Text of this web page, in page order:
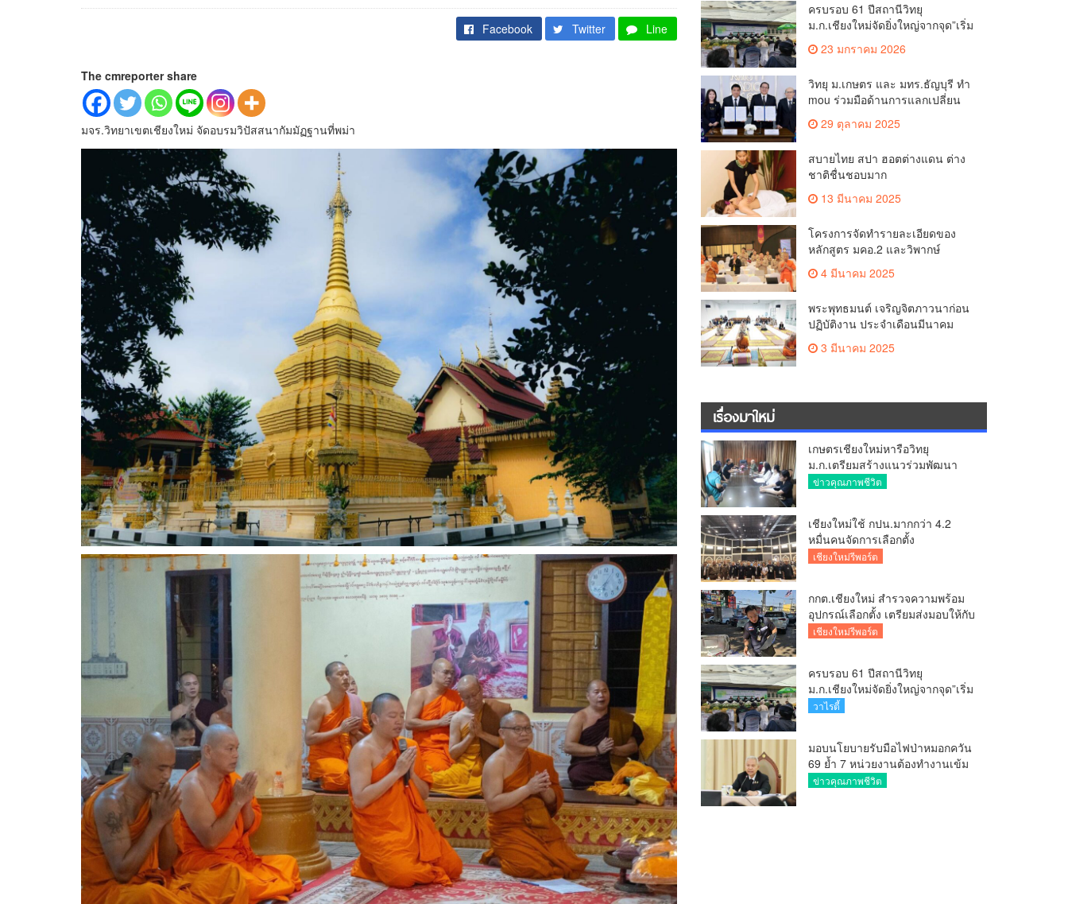
Facebook Twitter Line
The cmreporter share
มจร.วิทยาเขตเชียงใหม่ จัดอบรมวิปัสสนากัมมัฏฐานที่พม่า
ครบรอบ 61 ปีสถานีวิทยุ
ม.ก.เชียงใหม่จัดยิ่งใหญ่จากจุด”เริ่ม
ต้นจากเสาไม้ไผ่ จนถึงวันที่มี
KURplus ในวันนี้”
23 มกราคม 2026
วิทยุ ม.เกษตร และ มทร.ธัญบุรี ทำ
mou ร่วมมือด้านการแลกเปลี่ยน
ข้อมูลข่าวสารเพื่อถ่ายทอดองค์
ความรู้ดีๆสู่ประชาชนให้ครอบคลุม
29 ตุลาคม 2025
สบายไทย สปา ฮอตต่างแดน ต่าง
ชาติชื่นชอบมาก
13 มีนาคม 2025
โครงการจัดทำรายละเอียดของ
หลักสูตร มคอ.2 และวิพากษ์
หลักสูตร (OBE.2)
4 มีนาคม 2025
พระพุทธมนต์ เจริญจิตภาวนาก่อน
ปฏิบัติงาน ประจำเดือนมีนาคม
3 มีนาคม 2025
เรื่องมาใหม่
เกษตรเชียงใหม่หารือวิทยุ
ม.ก.เตรียมสร้างแนวร่วมพัฒนา
คุณภาพชีวิตเกษตรกร สื่อสาร
ข่าวคุณภาพชีวิต
เชียงใหม่ใช้ กปน.มากกว่า 4.2
หมื่นคนจัดการเลือกตั้ง
กกต.เชียงใหม่ ร่วมกับ นายอำเภอ
เชียงใหม่รีพอร์ต
กกต.เชียงใหม่ สำรวจความพร้อม
อุปกรณ์เลือกตั้ง เตรียมส่งมอบให้กับ
ทุกหน่วยเลือกตั้งในวันพรุ่งนี้
เชียงใหม่รีพอร์ต
ครบรอบ 61 ปีสถานีวิทยุ
ม.ก.เชียงใหม่จัดยิ่งใหญ่จากจุด”เริ่ม
ต้นจากเสาไม้ไผ่ จนถึงวันที่มี
วาไรตี้
มอบนโยบายรับมือไฟป่าหมอกควัน
69 ย้ำ 7 หน่วยงานต้องทำงานเข้ม
ข้น ชี้ “ผู้ว่า” คีย์แมนสำคัญทำ
ข่าวคุณภาพชีวิต